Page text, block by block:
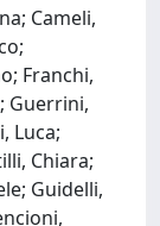
Cameli,
Franchi,
Guerrini,
Luca;
Chiara;
Guidelli,